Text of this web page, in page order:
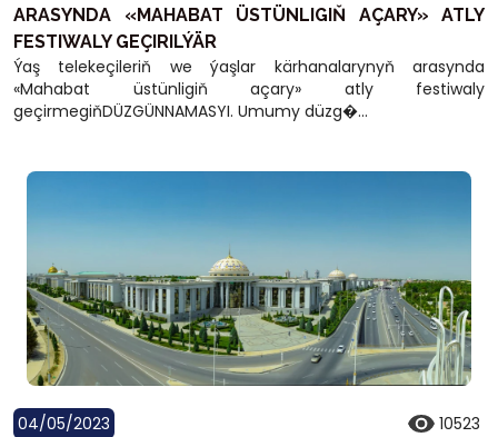
ARASYNDA «MAHABAT ÜSTÜNLIGIŇ AÇARY» ATLY
FESTIWALY GEÇIRILÝÄR
Ýaş telekeçileriň we ýaşlar kärhanalarynyň arasynda
«Mahabat üstünligiň açary» atly festiwaly
geçirmegiňDÜZGÜNNAMASYI. Umumy düzg�...
04/05/2023 10523